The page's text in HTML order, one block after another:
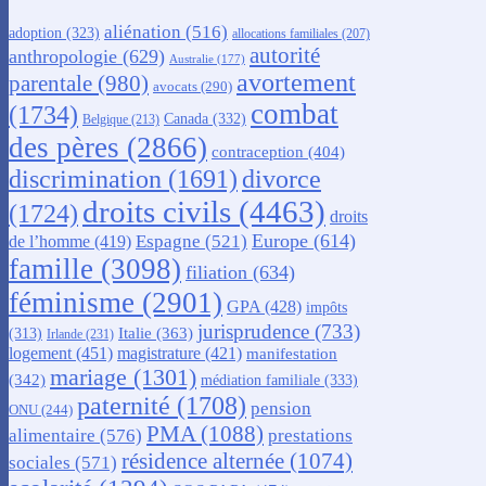
adoption (323) aliénation (516) allocations familiales (207)
anthropologie (629) Australie (177) autorité
parentale (980) avocats (290) avortement
(1734) Belgique (213) Canada (332) combat
des pères (2866) contraception (404)
discrimination (1691) divorce
(1724) droits civils (4463) droits
de l’homme (419) Espagne (521) Europe (614)
famille (3098) filiation (634)
féminisme (2901) GPA (428) impôts
(313) Irlande (231) Italie (363) jurisprudence (733)
logement (451) magistrature (421) manifestation
(342) mariage (1301) médiation familiale (333)
ONU (244) paternité (1708) pension
alimentaire (576) PMA (1088) prestations
sociales (571) résidence alternée (1074)